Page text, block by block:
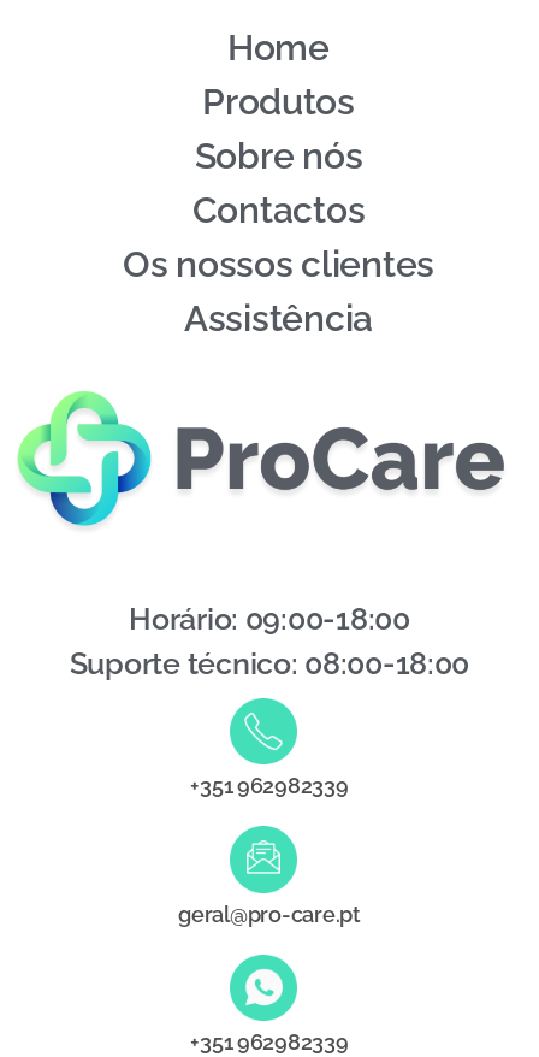
Home
Produtos
Sobre nós
Contactos
Os nossos clientes
Assistência
Horário: 09:00-18:00
Suporte técnico: 08:00-18:00
+351 962982339
geral@pro-care.pt
+351 962982339